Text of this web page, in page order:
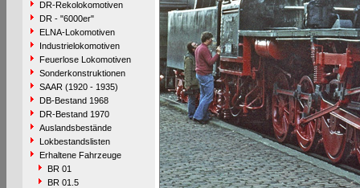
DR-Rekolokomotiven
DR - "6000er"
ELNA-Lokomotiven
Industrielokomotiven
Feuerlose Lokomotiven
Sonderkonstruktionen
SAAR (1920 - 1935)
DB-Bestand 1968
DR-Bestand 1970
Auslandsbestände
Lokbestandslisten
Erhaltene Fahrzeuge
BR 01
BR 01.5